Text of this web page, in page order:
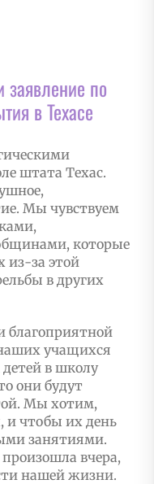
заявление по
в Техасе
штата Техас.
Мы чувствуем
которые
из-за этой
в других
благоприятной
учащихся
в школу
они будут
Мы хотим,
и чтобы их день
занятиями.
вчера,
нашей жизни.